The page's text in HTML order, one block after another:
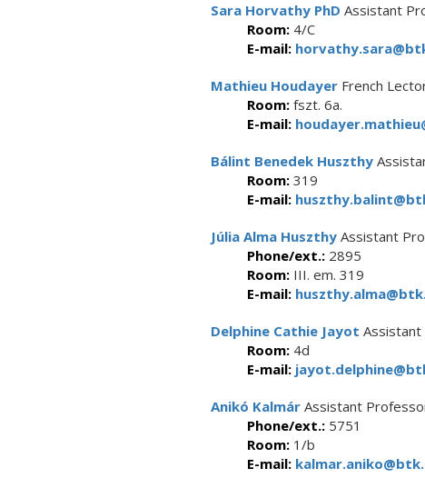
Sara Horvathy PhD Assistant
Room: 4/C
E-mail:
Mathieu Houdayer French
Room: fszt. 6a.
E-mail:
Bálint Benedek Huszthy
Room: 319
E-mail:
Júlia Alma Huszthy Assistant
Phone/ext.: 2895
Room: III. em. 319
E-mail:
Delphine Cathie Jayot
Room: 4d
E-mail:
Anikó Kalmár Assistant
Phone/ext.: 5751
Room: 1/b
E-mail: